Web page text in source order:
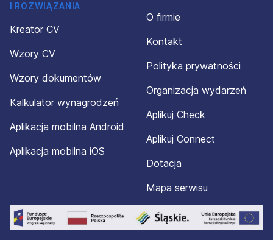
I ROZWIĄZANIA
Kreator CV
Wzory CV
Wzory dokumentów
Kalkulator wynagrodzeń
Aplikacja mobilna Android
Aplikacja mobilna iOS
O firmie
Kontakt
Polityka prywatności
Organizacja wydarzeń
Aplikuj Check
Aplikuj Connect
Dotacja
Mapa serwisu